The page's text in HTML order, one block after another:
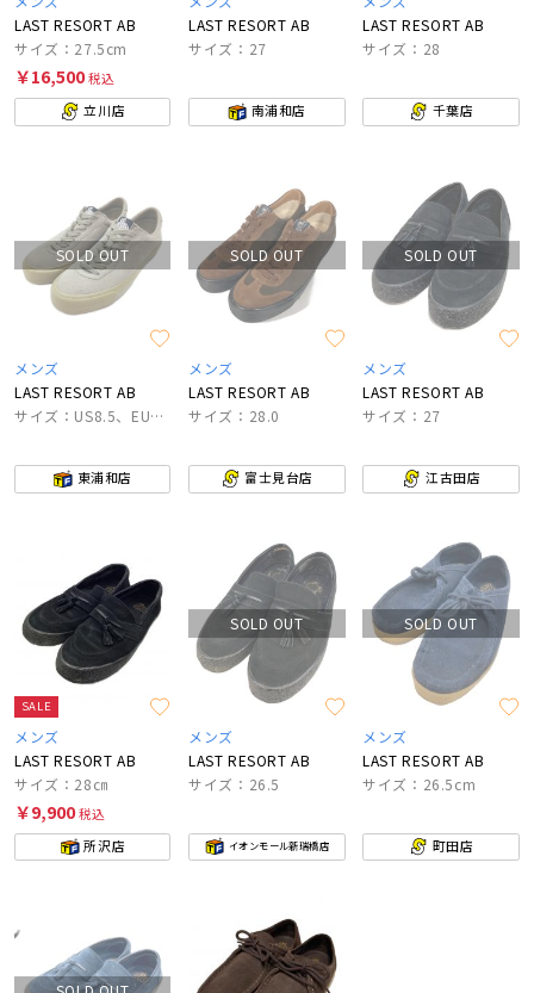
LAST RESORT AB
サイズ：27.5cm
￥16,500税込
立川店
LAST RESORT AB
サイズ：27
南浦和店
LAST RESORT AB
サイズ：28
千葉店
SOLD OUT
メンズ
LAST RESORT AB
サイズ：US8.5、EU41、US W10、UK7.5、CM26.5
東浦和店
SOLD OUT
メンズ
LAST RESORT AB
サイズ：28.0
富士見台店
SOLD OUT
メンズ
LAST RESORT AB
サイズ：27
江古田店
SALE
メンズ
LAST RESORT AB
サイズ：28㎝
￥9,900税込
所沢店
SOLD OUT
メンズ
LAST RESORT AB
サイズ：26.5
イオンモール新瑞橋店
SOLD OUT
メンズ
LAST RESORT AB
サイズ：26.5cm
町田店